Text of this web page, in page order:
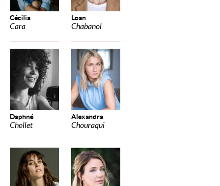
Cécilia
Cara
Loan
Chabanol
Daphné
Chollet
Alexandra
Chouraqui